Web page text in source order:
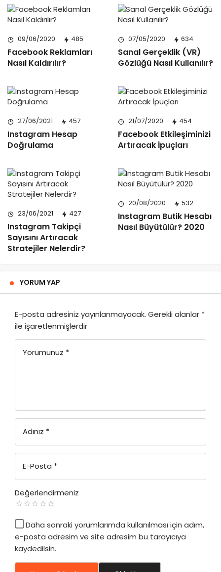
09/06/2020 485
Facebook Reklamları
Nasıl Kaldırılır?
07/05/2020 634
Sanal Gerçeklik (VR)
Gözlüğü Nasıl Kullanılır?
27/06/2021 457
Instagram Hesap
Doğrulama
21/07/2020 454
Facebook Etkileşiminizi
Artıracak İpuçları
23/06/2021 427
Instagram Takipçi
Sayısını Artıracak
Stratejiler Nelerdir?
20/08/2020 532
Instagram Butik Hesabı
Nasıl Büyütülür? 2020
YORUM YAP
E-posta adresiniz yayınlanmayacak. Gerekli alanlar *
ile işaretlenmişlerdir
Yorumunuz *
Adınız *
E-Posta *
Değerlendirmeniz
Daha sonraki yorumlarımda kullanılması için adım,
e-posta adresim ve site adresim bu tarayıcıya
kaydedilsin.